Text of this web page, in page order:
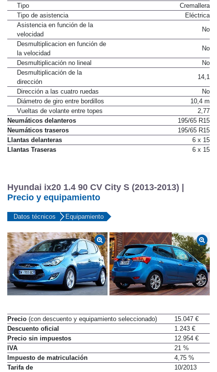
Tipo
Cremallera
Tipo de asistencia
Eléctrica
Asistencia en función de la
velocidad
No
Desmultiplicacion en función de
la velocidad
No
Desmultiplicación no lineal
No
Desmultiplicación de la
dirección
14,1
Dirección a las cuatro ruedas
No
Diámetro de giro entre bordillos
10,4 m
Vueltas de volante entre topes
2,77
Neumáticos delanteros
195/65 R15
Neumáticos traseros
195/65 R15
Llantas delanteras
6 x 15
Llantas Traseras
6 x 15
Hyundai ix20 1.4 90 CV City S (2013-2013) |
Precio y equipamiento
Datos técnicos Equipamiento
Precio (con descuento y equipamiento seleccionado)
15.047 €
Descuento oficial
1.243 €
Precio sin impuestos
12.954 €
IVA
21 %
Impuesto de matriculación
4,75 %
Tarifa de
10/2013